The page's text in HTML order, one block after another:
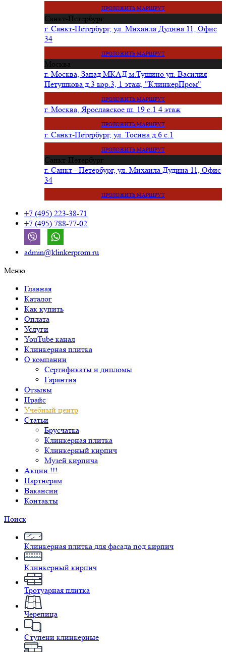
ПРОЛОЖИТЬ МАРШРУТ
Санкт-Петербург
г. Санкт-Петербург, ул. Михаила Дудина 11, Офис
34
ПРОЛОЖИТЬ МАРШРУТ
Москва
г. Москва, Запад МКАД м.Тушино ул. Василия
Петушкова д.3 кор.3, 1 этаж, "КлинкерПром"
ПРОЛОЖИТЬ МАРШРУТ
г. Москва, Ярославское ш. 19 с.1 4 этаж
ПРОЛОЖИТЬ МАРШРУТ
г. Санкт-Петербург, ул. Тосина д.6 с.1
ПРОЛОЖИТЬ МАРШРУТ
Санкт-Петербург
г. Санкт - Петербург, ул. Михаила Дудина 11, Офис
34
ПРОЛОЖИТЬ МАРШРУТ
+7 (495) 223-38-71
+7 (495) 788-77-02
admin@klinkerprom.ru
Меню
Главная
Каталог
Как купить
Оплата
Услуги
YouTube канал
Клинкерная плитка
О компании
Сертификаты и дипломы
Гарантия
Отзывы
Прайс
Учебный центр
Статьи
Брусчатка
Клинкерная плитка
Клинкерный кирпич
Музей кирпича
Акции !!!
Партнерам
Вакансии
Контакты
Поиск
Клинкерная плитка для фасада под кирпич
Клинкерный кирпич
Тротуарная плитка
Черепица
Ступени клинкерные